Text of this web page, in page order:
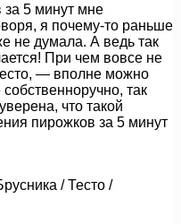
за 5 минут мне
я почему-то раньше
не думала. А ведь так
При чем вовсе не
— вполне можно
так
что такой
пирожков за 5 минут
/ Тесто /